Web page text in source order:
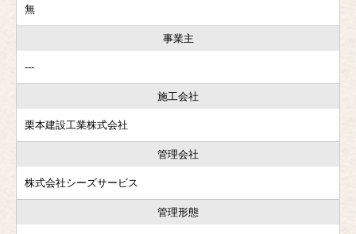
無
事業主
---
施工会社
栗本建設工業株式会社
管理会社
株式会社シーズサービス
管理形態